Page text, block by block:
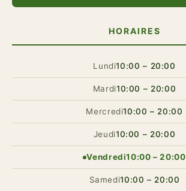
HORAIRES
Lundi10:00 – 20:00
Mardi10:00 – 20:00
Mercredi10:00 – 20:00
Jeudi10:00 – 20:00
Vendredi10:00 – 20:00
Samedi10:00 – 20:00